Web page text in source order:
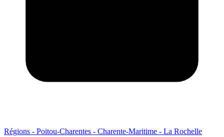
Régions - Poitou-Charentes - Charente-Maritime - La Rochelle